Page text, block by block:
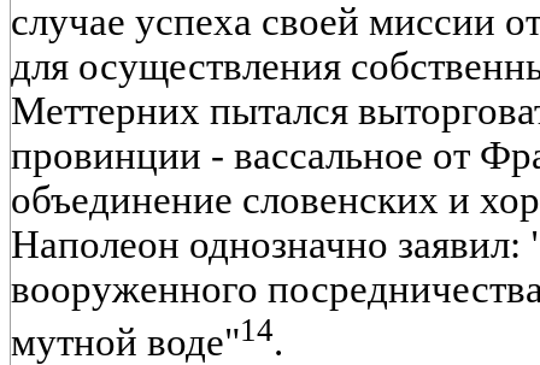
случае успеха своей миссии
для осуществления
Меттерних пытался
провинции - вассальное от
объединение словенских и
Наполеон однозначно
вооруженного
мутной воде"14.